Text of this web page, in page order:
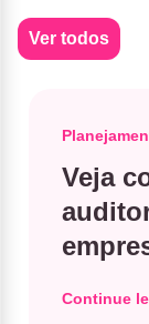
Ver todos
Veja
Continue